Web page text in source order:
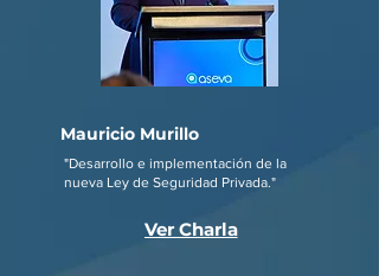
Mauricio Murillo
"Desarrollo e implementación de la
nueva Ley de Seguridad Privada."
Ver Charla